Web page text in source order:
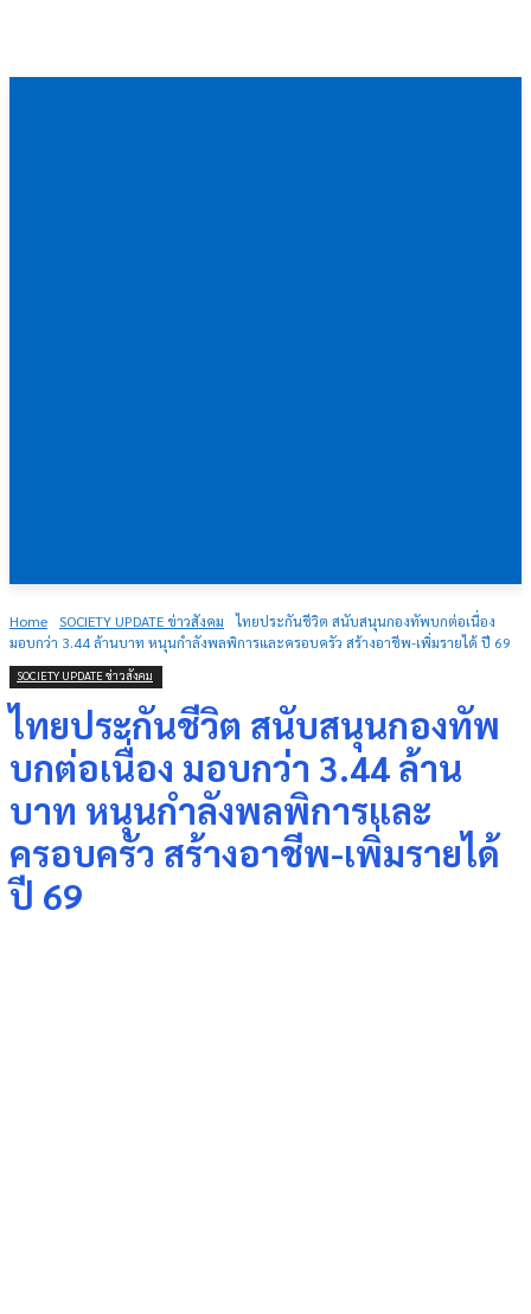
Home SOCIETY UPDATE ข่าวสังคม
ไทยประกันชีวิต สนับสนุนกองทัพบกต่อเนื่อง
มอบกว่า 3.44 ล้านบาท หนุนกำลังพลพิการและครอบครัว สร้างอาชีพ-เพิ่มรายได้ ปี 69
SOCIETY UPDATE ข่าวสังคม
ไทยประกันชีวิต สนับสนุนกองทัพ
บกต่อเนื่อง มอบกว่า 3.44 ล้าน
บาท หนุนกำลังพลพิการและ
ครอบครัว สร้างอาชีพ-เพิ่มรายได้
ปี 69